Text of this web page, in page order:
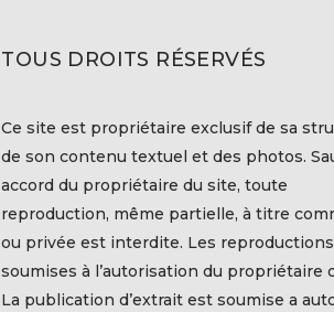
TOUS DROITS RÉSERVÉS
Ce site est propriétaire exclusif de sa
de son contenu textuel et des photos.
accord du propriétaire du site, toute
reproduction, même partielle, à titre
ou privée est interdite. Les
soumises à l’autorisation du propriétaire
La publication d’extrait est soumise a